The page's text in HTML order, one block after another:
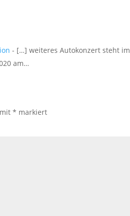
- […] weiteres Autokonzert steht im
am…
mit* markiert